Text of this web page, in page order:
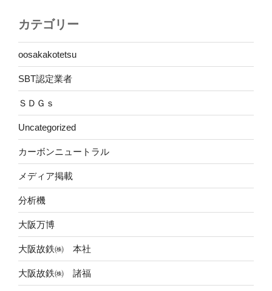
カテゴリー
oosakakotetsu
SBT認定業者
ＳＤＧｓ
Uncategorized
カーボンニュートラル
メディア掲載
分析機
大阪万博
大阪故鉄㈱ 本社
大阪故鉄㈱ 諸福